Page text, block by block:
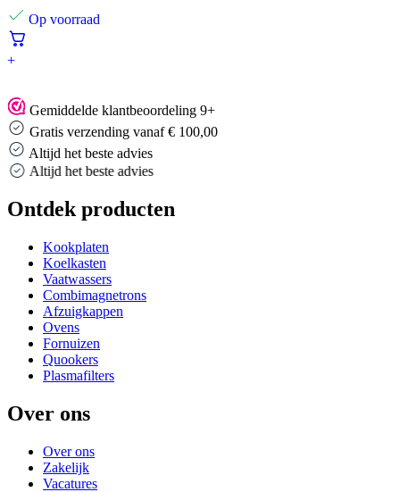
Op voorraad
+
Gemiddelde klantbeoordeling 9+
Gratis verzending vanaf € 100,00
Altijd het beste advies
Altijd het beste advies
Ontdek producten
Kookplaten
Koelkasten
Vaatwassers
Combimagnetrons
Afzuigkappen
Ovens
Fornuizen
Quookers
Plasmafilters
Over ons
Over ons
Zakelijk
Vacatures